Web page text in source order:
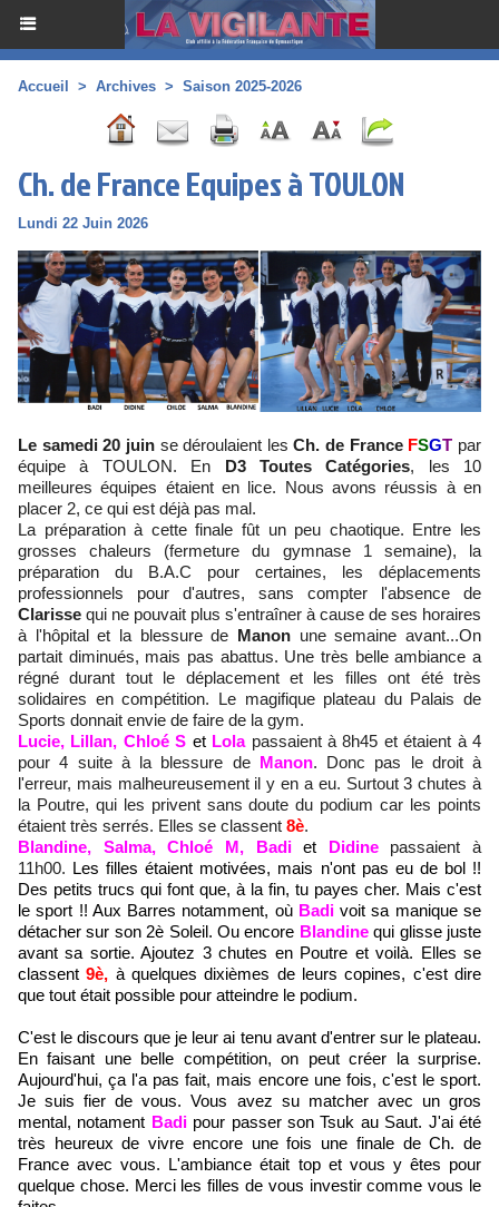
Accueil > Archives > Saison 2025-2026
Ch. de France Equipes à TOULON
Lundi 22 Juin 2026
Le samedi 20 juinse déroulaient lesCh. de France FSGT par
équipe à TOULON. En D3 Toutes Catégories, les 10
meilleures équipes étaient en lice. Nous avons réussis à en
placer 2, ce qui est déjà pas mal.
La préparation à cette finale fût un peu chaotique. Entre les
grosses chaleurs (fermeture du gymnase 1 semaine), la
préparation du B.A.C pour certaines, les déplacements
professionnels pour d'autres, sans compter l'absence de
Clarisse qui ne pouvait plus s'entraîner à cause de ses horaires
à l'hôpital et la blessure de Manon une semaine avant...On
partait diminués, mais pas abattus. Une très belle ambiance a
régné durant tout le déplacement et les filles ont été très
solidaires en compétition. Le magifique plateau du Palais de
Sports donnait envie de faire de la gym.
Lucie, Lillan, Chloé S et Lola passaient à 8h45 et étaient à 4
pour 4 suite à la blessure de Manon. Donc pas le droit à
l'erreur, mais malheureusement il y en a eu. Surtout 3 chutes à
la Poutre, qui les privent sans doute du podium car les points
étaient très serrés. Elles se classent 8è.
Blandine, Salma, Chloé M, Badiet Didinepassaient à
11h00. Les filles étaient motivées, mais n'ont pas eu de bol !!
Des petits trucs qui font que, à la fin, tu payes cher. Mais c'est
le sport !! Aux Barres notamment, où Badivoit sa manique se
détacher sur son 2è Soleil. Ou encore Blandinequi glisse juste
avant sa sortie. Ajoutez 3 chutes en Poutre et voilà. Elles se
classent9è, à quelques dixièmes de leurs copines, c'est dire
que tout était possible pour atteindre le podium.
C'est le discours que je leur ai tenu avant d'entrer sur le plateau.
En faisant une belle compétition, on peut créer la surprise.
Aujourd'hui, ça l'a pas fait, mais encore une fois, c'est le sport.
Je suis fier de vous. Vous avez su matcher avec un gros
mental, notament Badi pour passer son Tsuk au Saut. J'ai été
très heureux de vivre encore une fois une finale de Ch. de
France avec vous. L'ambiance était top et vous y êtes pour
quelque chose. Merci les filles de vous investir comme vous le